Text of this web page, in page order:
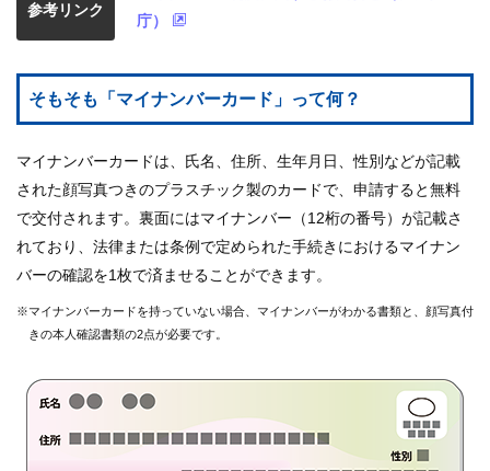
質
案内
参考リンク
庁）
そもそも「マイナンバーカード」って何？
マイナンバーカードは、氏名、住所、生年月日、性別などが記載
された顔写真つきのプラスチック製のカードで、申請すると無料
で交付されます。裏面にはマイナンバー（12桁の番号）が記載さ
れており、法律または条例で定められた手続きにおけるマイナン
バーの確認を1枚で済ませることができます。
※マイナンバーカードを持っていない場合、マイナンバーがわかる書類と、顔写真付
きの本人確認書類の2点が必要です。